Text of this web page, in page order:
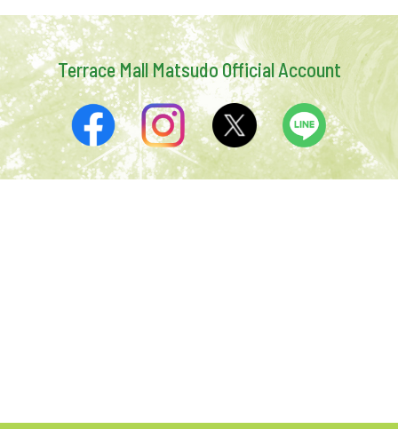
Terrace Mall Matsudo Official Account